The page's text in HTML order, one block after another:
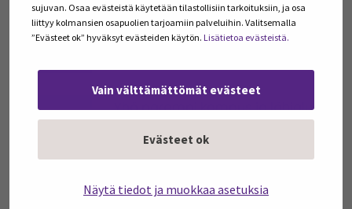
sujuvan. Osaa evästeistä käytetään tilastollisiin tarkoituksiin, ja osa
liittyy kolmansien osapuolien tarjoamiin palveluihin. Valitsemalla
”Evästeet ok” hyväksyt evästeiden käytön. Lisätietoa evästeistä.
Vain välttämättömät evästeet
Evästeet ok
Näytä tiedot ja muokkaa asetuksia
Opinnäytetyö: Kognitiivinen
ergonomia ja...
Yhä parempi kampus ja lähialue –
Kampus...
27.10.2023